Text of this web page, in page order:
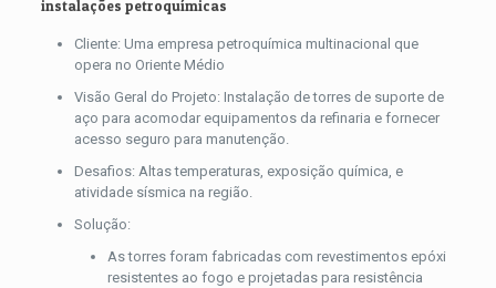
instalações petroquímicas
Cliente: Uma empresa petroquímica multinacional que
opera no Oriente Médio
Visão Geral do Projeto: Instalação de torres de suporte de
aço para acomodar equipamentos da refinaria e fornecer
acesso seguro para manutenção.
Desafios: Altas temperaturas, exposição química, e
atividade sísmica na região.
Solução:
As torres foram fabricadas com revestimentos epóxi
resistentes ao fogo e projetadas para resistência